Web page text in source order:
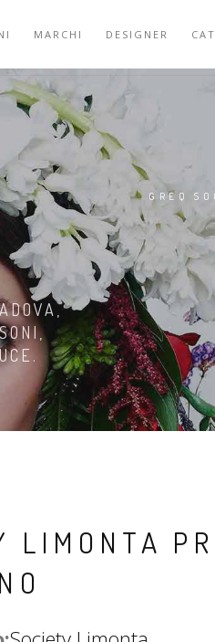
MARCHI DESIGNER
GREQ
LIMONTA